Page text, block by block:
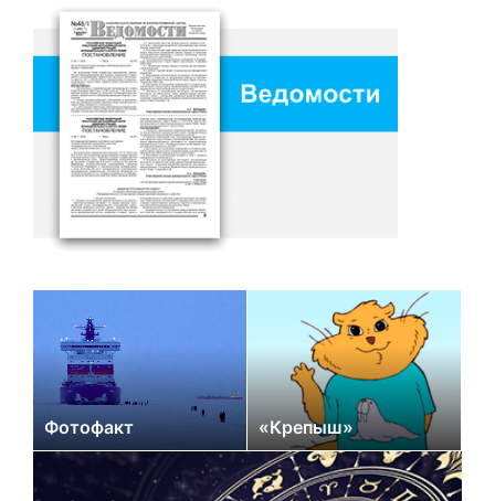
Фотофакт «Крепыш»